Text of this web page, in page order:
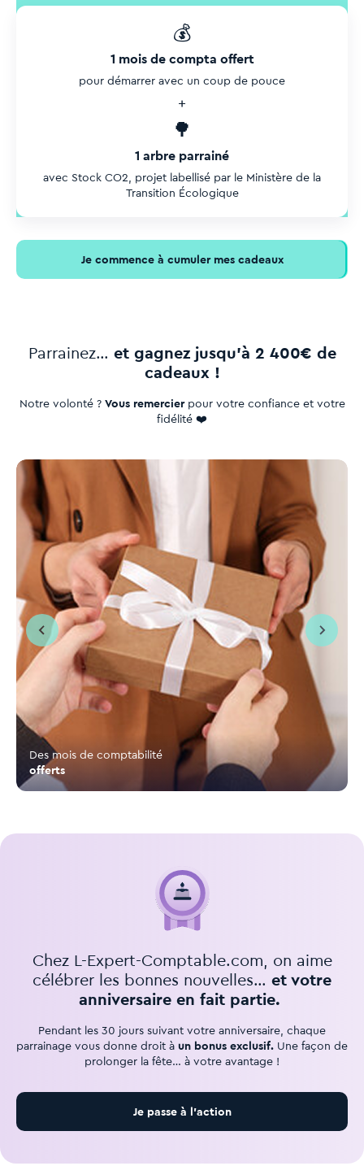
💰
1 mois de compta offert
pour démarrer avec un coup de pouce
+
🌳
1 arbre parrainé
avec Stock CO2, projet labellisé par le Ministère de la
Transition Écologique
Je commence à cumuler mes cadeaux
Parrainez… et gagnez jusqu’à 2 400€ de
cadeaux !
Notre volonté ? Vous remercierpour votre confiance et votre
fidélité ❤️
Des mois de comptabilité
offerts
Chez L-Expert-Comptable.com, on aime
célébrer les bonnes nouvelles… et votre
anniversaire en fait partie.
Pendant les 30 jours suivant votre anniversaire, chaque
parrainage vous donne droit à un bonus exclusif. Une façon de
prolonger la fête… à votre avantage !
Je passe à l'action